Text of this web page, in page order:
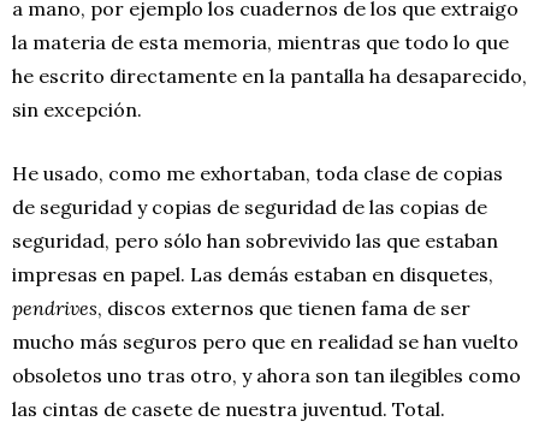
a mano, por ejemplo los cuadernos de los que extraigo
la materia de esta memoria, mientras que todo lo que
he escrito directamente en la pantalla ha desaparecido,
sin excepción.
He usado, como me exhortaban, toda clase de copias
de seguridad y copias de seguridad de las copias de
seguridad, pero sólo han sobrevivido las que estaban
impresas en papel. Las demás estaban en disquetes,
pendrives, discos externos que tienen fama de ser
mucho más seguros pero que en realidad se han vuelto
obsoletos uno tras otro, y ahora son tan ilegibles como
las cintas de casete de nuestra juventud. Total.